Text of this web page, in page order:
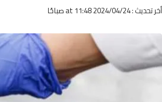
أخر تحديث : 2024/04/24 at 11:48 صباحًا